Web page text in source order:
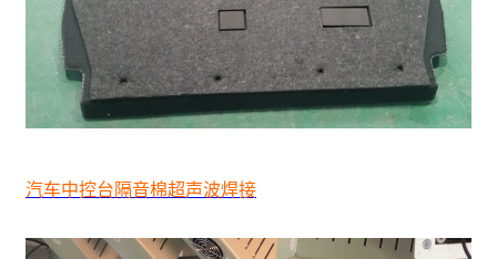
汽车中控台隔音棉超声波焊接